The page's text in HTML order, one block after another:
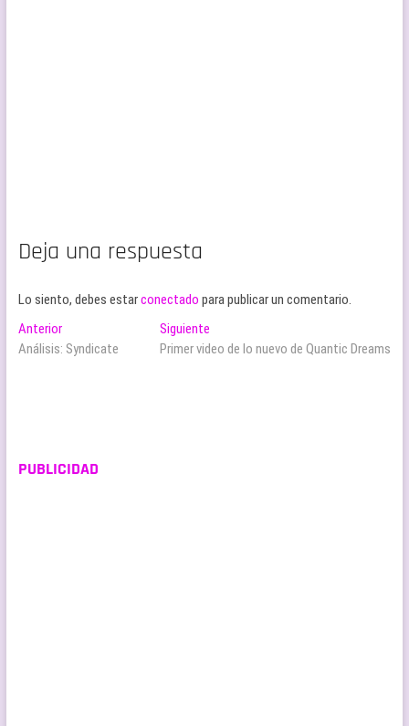
Deja una respuesta
Lo siento, debes estarconectado para publicar un comentario.
Navegación
de
AnteriorEntrada
anterior:
Análisis: Syndicate
Siguiente
siguiente:
Primer video de lo nuevo de Quantic Dreams
PUBLICIDAD